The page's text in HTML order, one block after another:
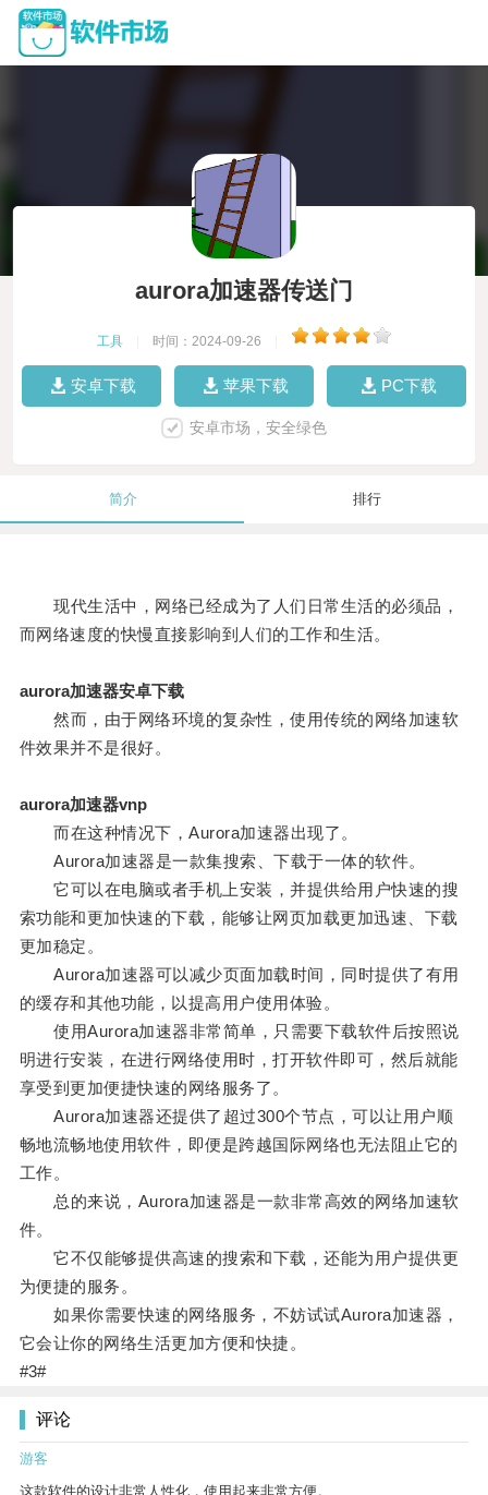
aurora加速器传送门
工具 时间：2024-09-26
安卓下载 苹果下载 PC下载
安卓市场，安全绿色
简介 排行
现代生活中，网络已经成为了人们日常生活的必须品，
而网络速度的快慢直接影响到人们的工作和生活。
aurora加速器安卓下载
然而，由于网络环境的复杂性，使用传统的网络加速软
件效果并不是很好。
aurora加速器vnp
而在这种情况下，Aurora加速器出现了。
Aurora加速器是一款集搜索、下载于一体的软件。
它可以在电脑或者手机上安装，并提供给用户快速的搜
索功能和更加快速的下载，能够让网页加载更加迅速、下载
更加稳定。
Aurora加速器可以减少页面加载时间，同时提供了有用
的缓存和其他功能，以提高用户使用体验。
使用Aurora加速器非常简单，只需要下载软件后按照说
明进行安装，在进行网络使用时，打开软件即可，然后就能
享受到更加便捷快速的网络服务了。
Aurora加速器还提供了超过300个节点，可以让用户顺
畅地流畅地使用软件，即便是跨越国际网络也无法阻止它的
工作。
总的来说，Aurora加速器是一款非常高效的网络加速软
件。
它不仅能够提供高速的搜索和下载，还能为用户提供更
为便捷的服务。
如果你需要快速的网络服务，不妨试试Aurora加速器，
它会让你的网络生活更加方便和快捷。
#3#
评论
游客
这款软件的设计非常人性化，使用起来非常方便。